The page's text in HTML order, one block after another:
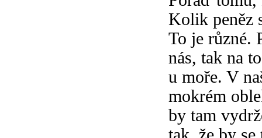
Kolik peněz
To je různé.
nás, tak na
u moře. V
mokrém
by tam